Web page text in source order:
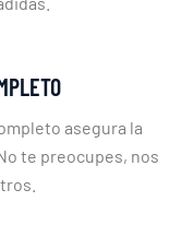
asegura la
te preocupes, nos